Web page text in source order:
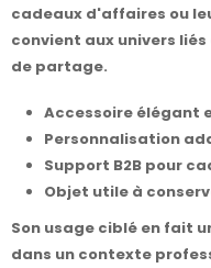
cadeaux d'affaires ou
convient aux univers
de partage.
Accessoire élégant
Personnalisation
Support B2B pour
Objet utile à
Son usage ciblé en fait
dans un contexte